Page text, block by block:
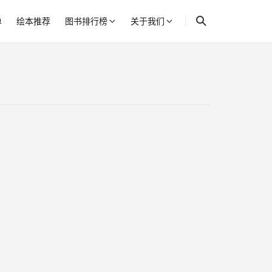
绘本推荐 图书排行榜 关于我们